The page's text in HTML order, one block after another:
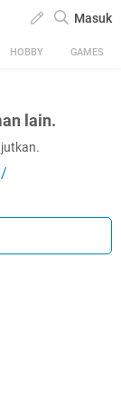
Masuk
HOBBY GAMES
lain.